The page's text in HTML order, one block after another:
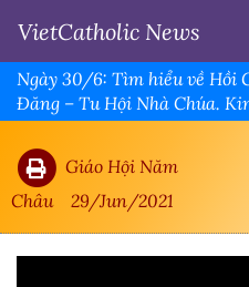
VietCatholic News
Ngày 30/6: Tìm hiểu về Hồi
Đăng – Tu Hội Nhà Chúa.
Giáo Hội Năm
Châu
29/Jun/2021